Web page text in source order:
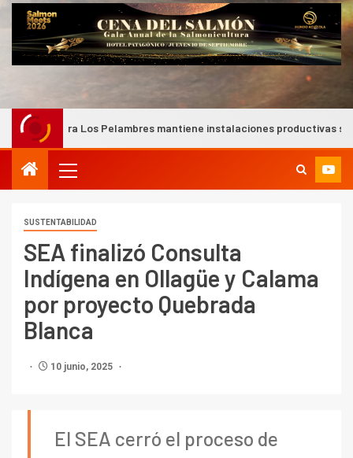
Pelambres mantiene instalaciones productivas seguras tras
SUSTENTABILIDAD
SEA finalizó Consulta
Indígena en Ollagüe y Calama
por proyecto Quebrada
Blanca
10 junio, 2025
El SEA cerró el proceso de